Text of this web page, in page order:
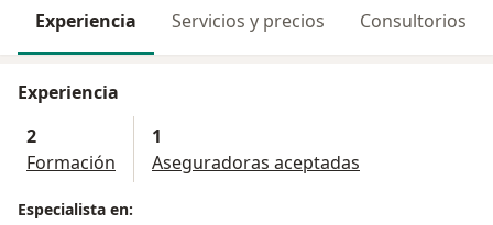
Experiencia Servicios y precios Consultorios
Experiencia
2
Formación
1
Aseguradoras aceptadas
Especialista en: